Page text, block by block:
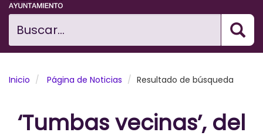
Buscar...
Ciudad
El Ayuntamiento
Noticias
Areas municipales
Inicio Página de Noticias Resultado de búsqueda
‘Tumbas vecinas’, del